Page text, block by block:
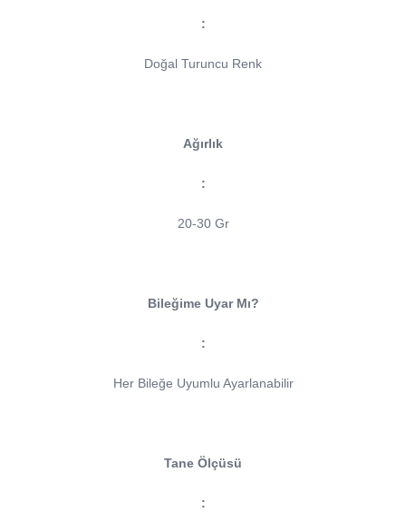
:
Doğal Turuncu Renk
Ağırlık
:
20-30 Gr
Bileğime Uyar Mı?
:
Her Bileğe Uyumlu Ayarlanabilir
Tane Ölçüsü
: